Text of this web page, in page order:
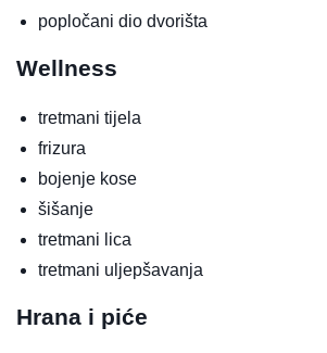
popločani dio dvorišta
Wellness
tretmani tijela
frizura
bojenje kose
šišanje
tretmani lica
tretmani uljepšavanja
Hrana i piće